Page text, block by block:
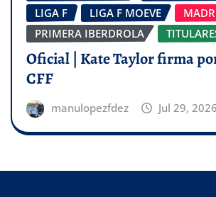
LIGA F
LIGA F MOEVE
PRIMERA IBERDROLA
Oficial | Kate Taylor firma
CFF
manulopezfdez Jul 29, 2026